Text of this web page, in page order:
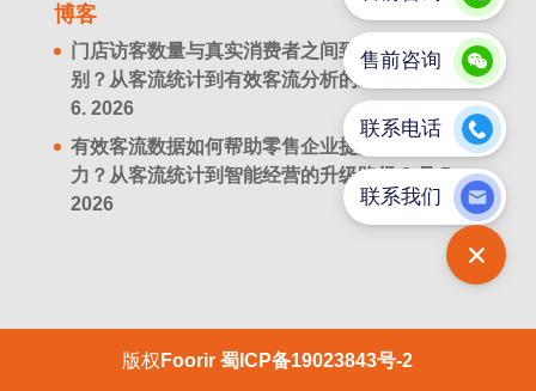
博客
门店访客数量与真实消费者之间到底有什么区
别？从客流统计到有效客流分析的经营升级
8 月
6. 2026
有效客流数据如何帮助零售企业提升经营决策能
力？从客流统计到智能经营的升级路径 8 月 5.
2026
版权 Foorir 蜀ICP备19023843号-2